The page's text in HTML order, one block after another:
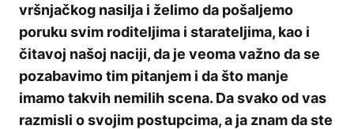
vršnjačkog nasilja i želimo da pošaljemo
poruku svim roditeljima i starateljima, kao i
čitavoj našoj naciji, da je veoma važno da se
pozabavimo tim pitanjem i da što manje
imamo takvih nemilih scena. Da svako od vas
razmisli o svojim postupcima, a ja znam da ste